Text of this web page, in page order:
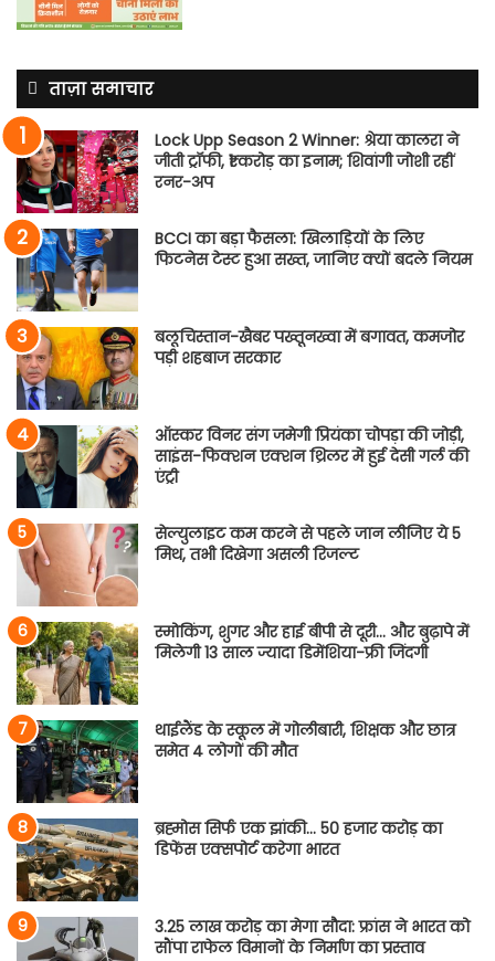
ताज़ा समाचार
Lock Upp Season 2 Winner: श्रेया कालरा ने
जीती ट्रॉफी, ₹1 करोड़ का इनाम; शिवांगी जोशी रहीं
रनर-अप
BCCI का बड़ा फैसला: खिलाड़ियों के लिए
फिटनेस टेस्ट हुआ सख्त, जानिए क्यों बदले नियम
बलूचिस्तान-खैबर पख्तूनख्वा में बगावत, कमजोर
पड़ी शहबाज सरकार
ऑस्कर विनर संग जमेगी प्रियंका चोपड़ा की जोड़ी,
साइंस-फिक्शन एक्शन थ्रिलर में हुई देसी गर्ल की
एंट्री
सेल्युलाइट कम करने से पहले जान लीजिए ये 5
मिथ, तभी दिखेगा असली रिजल्ट
स्मोकिंग, शुगर और हाई बीपी से दूरी… और बुढ़ापे में
मिलेगी 13 साल ज्यादा डिमेंशिया-फ्री जिंदगी
थाईलैंड के स्कूल में गोलीबारी, शिक्षक और छात्र
समेत 4 लोगों की मौत
ब्रह्मोस सिर्फ एक झांकी… 50 हजार करोड़ का
डिफेंस एक्सपोर्ट करेगा भारत
3.25 लाख करोड़ का मेगा सौदा: फ्रांस ने भारत को
सौंपा राफेल विमानों के निर्माण का प्रस्ताव